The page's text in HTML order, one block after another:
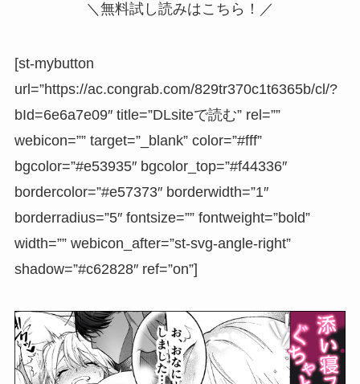
＼無料試し読みはこちら！／
[st-mybutton
url=”https://ac.congrab.com/829tr370c1t6365b/cl/?
bId=6e6a7e09″ title=”DLsiteで読む” rel=””
webicon=”” target=”_blank” color=”#fff”
bgcolor=”#e53935″ bgcolor_top=”#f44336″
bordercolor=”#e57373″ borderwidth=”1″
borderradius=”5″ fontsize=”” fontweight=”bold”
width=”” webicon_after=”st-svg-angle-right”
shadow=”#c62828″ ref=”on”]